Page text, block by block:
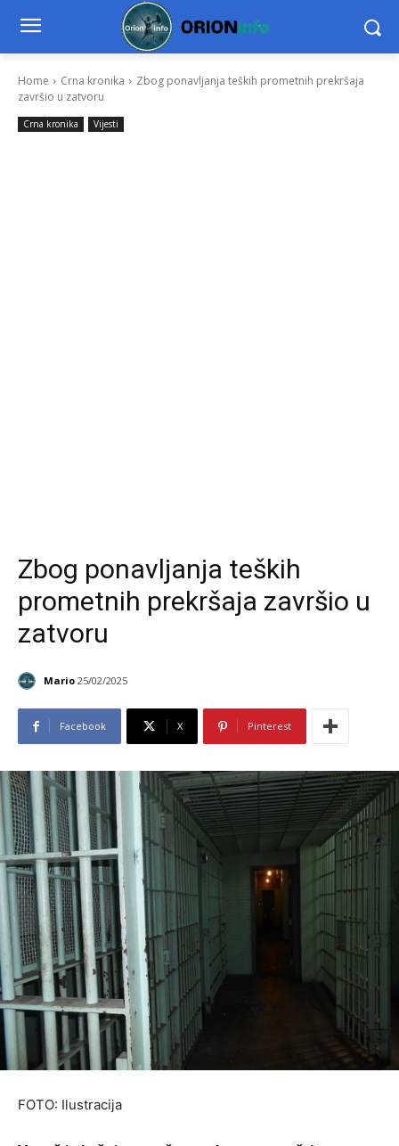
Home Crna kronika
Zbog ponavljanja teških prometnih prekršaja
završio u zatvoru
Crna kronika Vijesti
Zbog ponavljanja teških
prometnih prekršaja završio u
zatvoru
Mario 25/02/2025
Facebook X Pinterest
FOTO: Ilustracija